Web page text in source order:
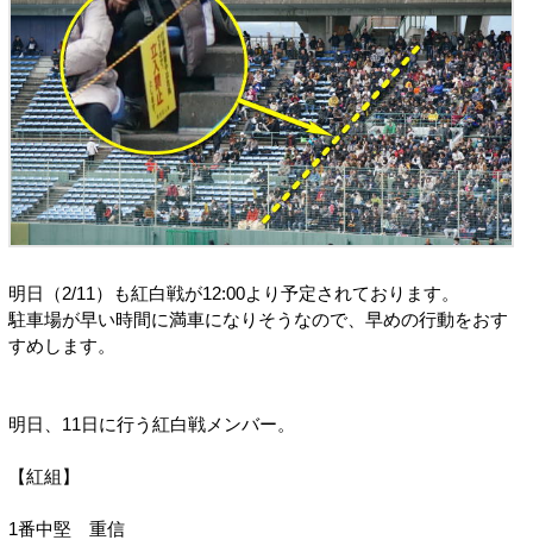
明日（2/11）も紅白戦が12:00より予定されております。
駐車場が早い時間に満車になりそうなので、早めの行動をおす
すめします。
明日、11日に行う紅白戦メンバー。
【紅組】
1番中堅 重信